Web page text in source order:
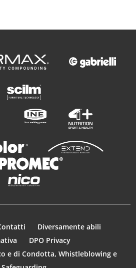
Diversamente abili
DPO Privacy
e di Condotta, Whistleblowing e